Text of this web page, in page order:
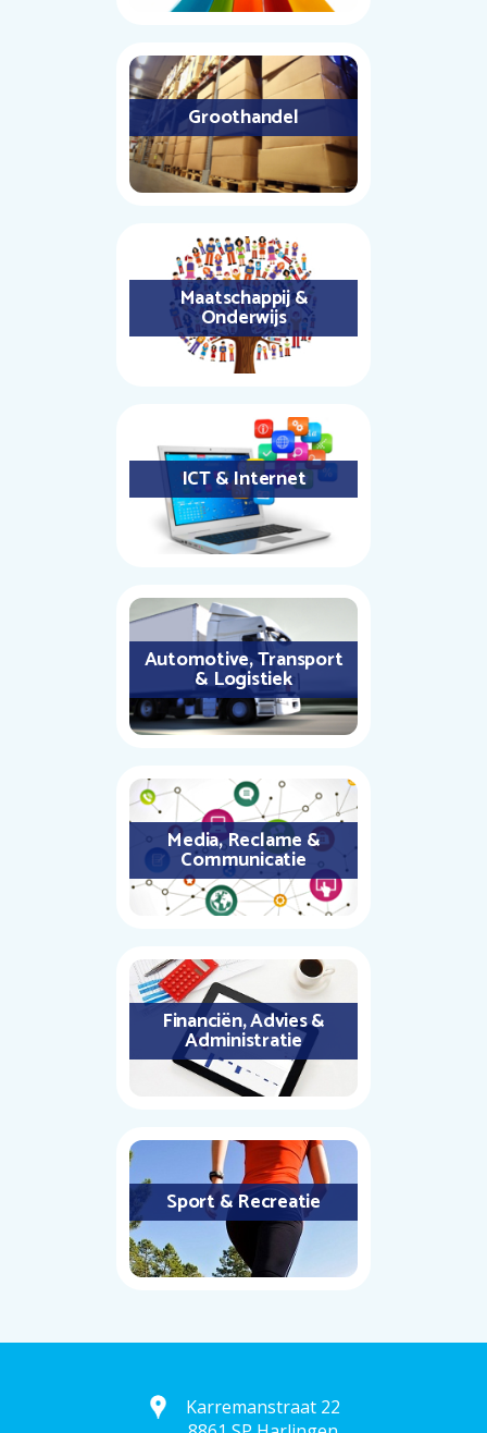
Groothandel
Maatschappij &
Onderwijs
ICT & Internet
Automotive, Transport
& Logistiek
Media, Reclame &
Communicatie
Financiën, Advies &
Administratie
Sport & Recreatie
Karremanstraat 22